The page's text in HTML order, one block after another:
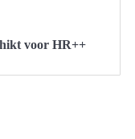
voor HR++